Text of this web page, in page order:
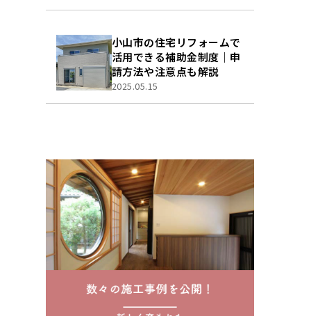
小山市の住宅リフォームで
活用できる補助金制度｜申
請方法や注意点も解説
2025.05.15